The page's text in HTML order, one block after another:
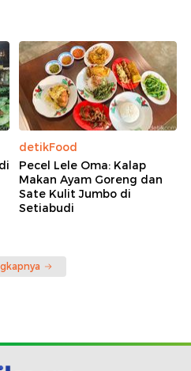
detikFood
Pecel Lele Oma: Kalap
Makan Ayam Goreng dan
Sate Kulit Jumbo di
Setiabudi